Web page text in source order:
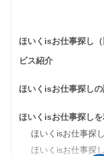
ほいくisお仕事探し
ビス紹介
ほいくisお仕事探しの
ほいくisお仕事探し
ほいくisお仕事探
ほいくisお仕事探